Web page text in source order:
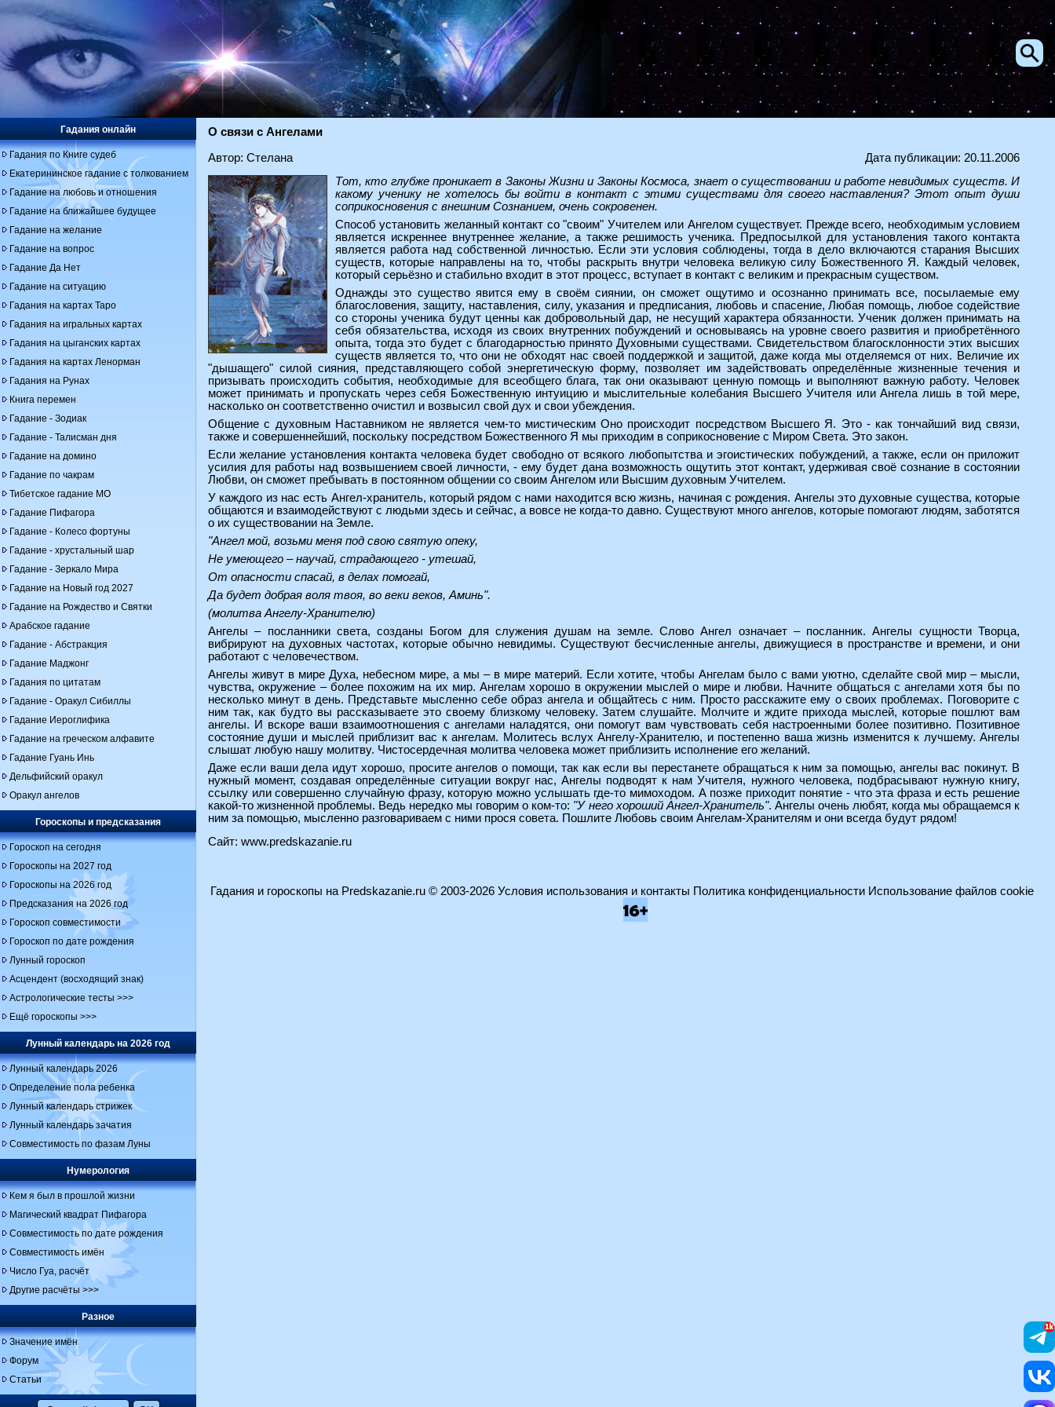
О связи с Ангелами
Автор: Стелана
Дата публикации: 20.11.2006
Тот, кто глубже проникает в Законы Жизни и Законы Космоса, знает о существовании и работе невидимых существ. И
какому ученику не хотелось бы войти в контакт с этими существами для своего наставления? Этот опыт души
соприкосновения с внешним Сознанием, очень сокровенен.
Способ установить желанный контакт со "своим" Учителем или Ангелом существует. Прежде всего, необходимым условием
является искреннее внутреннее желание, а также решимость ученика. Предпосылкой для установления такого контакта
является работа над собственной личностью. Если эти условия соблюдены, тогда в дело включаются старания Высших
существ, которые направлены на то, чтобы раскрыть внутри человека великую силу Божественного Я. Каждый человек,
который серьёзно и стабильно входит в этот процесс, вступает в контакт с великим и прекрасным существом.
Однажды это существо явится ему в своём сиянии, он сможет ощутимо и осознанно принимать все, посылаемые ему
благословения, защиту, наставления, силу, указания и предписания, любовь и спасение, Любая помощь, любое содействие
со стороны ученика будут ценны как добровольный дар, не несущий характера обязанности. Ученик должен принимать на
себя обязательства, исходя из своих внутренних побуждений и основываясь на уровне своего развития и приобретённого
опыта, тогда это будет с благодарностью принято Духовными существами. Свидетельством благосклонности этих высших
существ является то, что они не обходят нас своей поддержкой и защитой, даже когда мы отделяемся от них. Величие их
"дышащего" силой сияния, представляющего собой энергетическую форму, позволяет им задействовать определённые жизненные течения и
призывать происходить события, необходимые для всеобщего блага, так они оказывают ценную помощь и выполняют важную работу. Человек
может принимать и пропускать через себя Божественную интуицию и мыслительные колебания Высшего Учителя или Ангела лишь в той мере,
насколько он соответственно очистил и возвысил свой дух и свои убеждения.
Общение с духовным Наставником не является чем-то мистическим Оно происходит посредством Высшего Я. Это - как тончайший вид связи,
также и совершеннейший, поскольку посредством Божественного Я мы приходим в соприкосновение с Миром Света. Это закон.
Если желание установления контакта человека будет свободно от всякого любопытства и эгоистических побуждений, а также, если он приложит
усилия для работы над возвышением своей личности, - ему будет дана возможность ощутить этот контакт, удерживая своё сознание в состоянии
Любви, он сможет пребывать в постоянном общении со своим Ангелом или Высшим духовным Учителем.
У каждого из нас есть Ангел-хранитель, который рядом с нами находится всю жизнь, начиная с рождения. Ангелы это духовные существа, которые
общаются и взаимодействуют с людьми здесь и сейчас, а вовсе не когда-то давно. Существуют много ангелов, которые помогают людям, заботятся
о их существовании на Земле.
"Ангел мой, возьми меня под свою святую опеку,
Не умеющего – научай, страдающего - утешай,
От опасности спасай, в делах помогай,
Да будет добрая воля твоя, во веки веков, Аминь".
(молитва Ангелу-Хранителю)
Ангелы – посланники света, созданы Богом для служения душам на земле. Слово Ангел означает – посланник. Ангелы сущности Творца,
вибрируют на духовных частотах, которые обычно невидимы. Существуют бесчисленные ангелы, движущиеся в пространстве и времени, и они
работают с человечеством.
Ангелы живут в мире Духа, небесном мире, а мы – в мире материй. Если хотите, чтобы Ангелам было с вами уютно, сделайте свой мир – мысли,
чувства, окружение – более похожим на их мир. Ангелам хорошо в окружении мыслей о мире и любви. Начните общаться с ангелами хотя бы по
несколько минут в день. Представьте мысленно себе образ ангела и общайтесь с ним. Просто расскажите ему о своих проблемах. Поговорите с
ним так, как будто вы рассказываете это своему близкому человеку. Затем слушайте. Молчите и ждите прихода мыслей, которые пошлют вам
ангелы. И вскоре ваши взаимоотношения с ангелами наладятся, они помогут вам чувствовать себя настроенными более позитивно. Позитивное
состояние души и мыслей приблизит вас к ангелам. Молитесь вслух Ангелу-Хранителю, и постепенно ваша жизнь изменится к лучшему. Ангелы
слышат любую нашу молитву. Чистосердечная молитва человека может приблизить исполнение его желаний.
Даже если ваши дела идут хорошо, просите ангелов о помощи, так как если вы перестанете обращаться к ним за помощью, ангелы вас покинут. В
нужный момент, создавая определённые ситуации вокруг нас, Ангелы подводят к нам Учителя, нужного человека, подбрасывают нужную книгу,
ссылку или совершенно случайную фразу, которую можно услышать где-то мимоходом. А позже приходит понятие - что эта фраза и есть решение
какой-то жизненной проблемы. Ведь нередко мы говорим о ком-то: "У него хороший Ангел-Хранитель". Ангелы очень любят, когда мы обращаемся к
ним за помощью, мысленно разговариваем с ними прося совета. Пошлите Любовь своим Ангелам-Хранителям и они всегда будут рядом!
Сайт: www.predskazanie.ru
Гадания онлайн
Гадания по Книге судеб
Екатерининское гадание с толкованием
Гадание на любовь и отношения
Гадание на ближайшее будущее
Гадание на желание
Гадание на вопрос
Гадание Да Нет
Гадание на ситуацию
Гадания на картах Таро
Гадания на игральных картах
Гадания на цыганских картах
Гадания на картах Ленорман
Гадания на Рунах
Книга перемен
Гадание - Зодиак
Гадание - Талисман дня
Гадание на домино
Гадание по чакрам
Тибетское гадание МО
Гадание Пифагора
Гадание - Колесо фортуны
Гадание - хрустальный шар
Гадание - Зеркало Мира
Гадание на Новый год 2027
Гадание на Рождество и Святки
Арабское гадание
Гадание - Абстракция
Гадание Маджонг
Гадания по цитатам
Гадание - Оракул Сибиллы
Гадание Иероглифика
Гадание на греческом алфавите
Гадание Гуань Инь
Дельфийский оракул
Оракул ангелов
Гороскопы и предсказания
Гороскоп на сегодня
Гороскопы на 2027 год
Гороскопы на 2026 год
Предсказания на 2026 год
Гороскоп совместимости
Гороскоп по дате рождения
Лунный гороскоп
Асцендент (восходящий знак)
Астрологические тесты >>>
Ещё гороскопы >>>
Лунный календарь на 2026 год
Лунный календарь 2026
Определение пола ребенка
Лунный календарь стрижек
Лунный календарь зачатия
Совместимость по фазам Луны
Нумерология
Кем я был в прошлой жизни
Магический квадрат Пифагора
Совместимость по дате рождения
Совместимость имён
Число Гуа, расчёт
Другие расчёты >>>
Разное
Значение имён
Форум
Статьи
Гадания и гороскопы на Predskazanie.ru© 2003-2026 Условия использования и контакты Политика конфиденциальности Использование файлов cookie